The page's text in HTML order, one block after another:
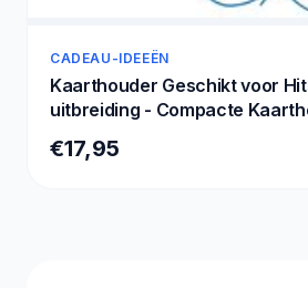
CADEAU-IDEEËN
Kaarthouder Geschikt voor
uitbreiding - Compacte
Voor Hitster - Guilty Pleasures
€17,95